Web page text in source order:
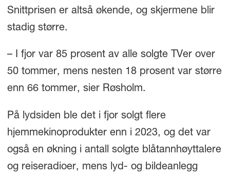
Snittprisen er altså økende, og skjermene blir
stadig større.
– I fjor var 85 prosent av alle solgte TVer over
50 tommer, mens nesten 18 prosent var større
enn 66 tommer, sier Røsholm.
På lydsiden ble det i fjor solgt flere
hjemmekinoprodukter enn i 2023, og det var
også en økning i antall solgte blåtannhøyttalere
og reiseradioer, mens lyd- og bildeanlegg